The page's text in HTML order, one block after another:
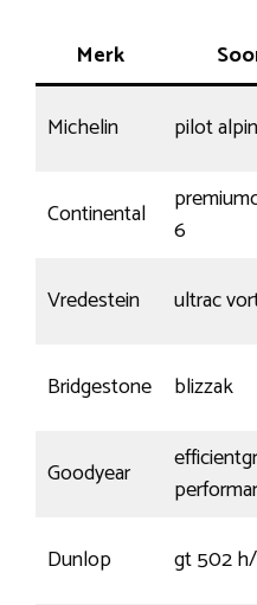
Merk
Michelin pilot
Continental
6
Vredestein ultrac
Bridgestone blizzak
Goodyear
Dunlop gt 502